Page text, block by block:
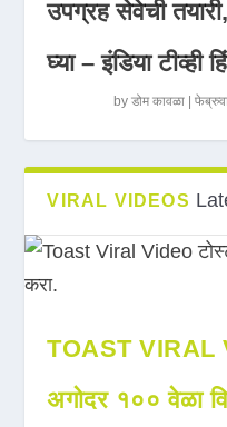
उपग्रह सेवेची
घ्या – इंडिया टीव्ही
byडोम कावळा |
VIRAL VIDEOS
TOAST VIRAL
अगोदर १०० वेळा